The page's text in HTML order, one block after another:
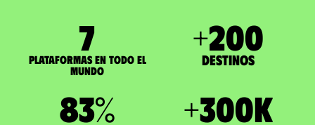
7
Plataformas en todo el
mundo
+200
Destinos
83% +300K